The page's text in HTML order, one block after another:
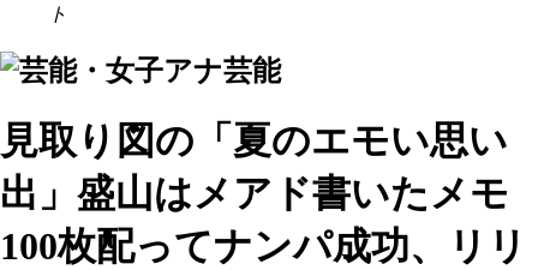
ト
芸能
見取り図の「夏のエモい思い
出」盛山はメアド書いたメモ
100枚配ってナンパ成功、リリ